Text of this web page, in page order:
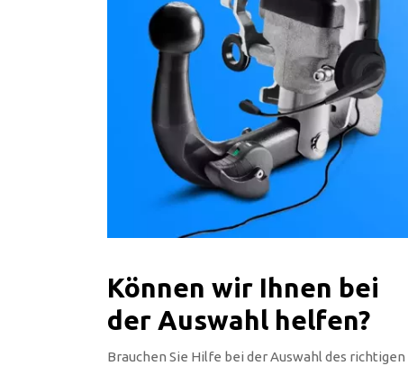
Können wir Ihnen bei
der Auswahl helfen?
Brauchen Sie Hilfe bei der Auswahl des richtigen